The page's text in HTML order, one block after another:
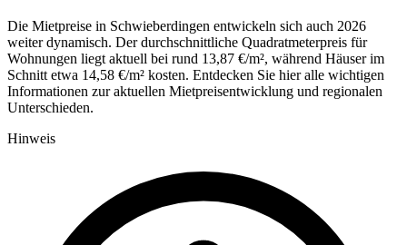
Die Mietpreise in Schwieberdingen entwickeln sich auch 2026
weiter dynamisch. Der durchschnittliche Quadratmeterpreis für
Wohnungen liegt aktuell bei rund 13,87 €/m², während Häuser im
Schnitt etwa 14,58 €/m² kosten. Entdecken Sie hier alle wichtigen
Informationen zur aktuellen Mietpreisentwicklung und regionalen
Unterschieden.
Hinweis